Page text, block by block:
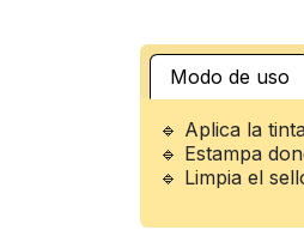
Modo de uso
🔹 Aplica la
🔹 Estampa
🔹 Limpia el